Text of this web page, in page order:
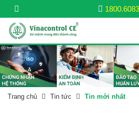
1800.6083
Trang chủ Tin tức Tin mới nhất